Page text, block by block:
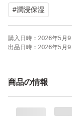
【商品説明】
潤い成分配合で
●消炎剤（有効
#潤浸保湿
購入日時： 2026年5月9
出品日時： 2026年5月9
商品の情報